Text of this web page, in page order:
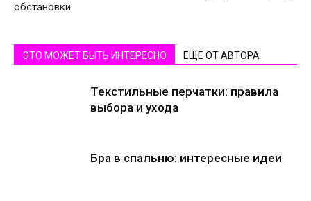
обстановки
ЭТО МОЖЕТ БЫТЬ ИНТЕРЕСНО ЕЩЕ ОТ АВТОРА
Текстильные перчатки: правила
выбора и ухода
Бра в спальню: интересные идеи